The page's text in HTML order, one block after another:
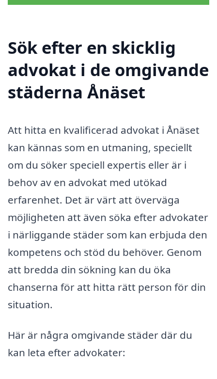
Sök efter en skicklig
advokat i de omgivande
städerna Ånäset
Att hitta en kvalificerad advokat i Ånäset
kan kännas som en utmaning, speciellt
om du söker speciell expertis eller är i
behov av en advokat med utökad
erfarenhet. Det är värt att överväga
möjligheten att även söka efter advokater
i närliggande städer som kan erbjuda den
kompetens och stöd du behöver. Genom
att bredda din sökning kan du öka
chanserna för att hitta rätt person för din
situation.
Här är några omgivande städer där du
kan leta efter advokater: